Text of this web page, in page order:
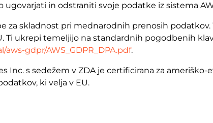
ugovarjati in odstraniti svoje podatke iz sistema
za skladnost pri mednarodnih prenosih
Ti ukrepi temeljijo na standardnih pogodbenih
gdpr/AWS_GDPR_DPA.pdf.
Inc. s sedežem v ZDA je certificirana za
ki velja v EU.